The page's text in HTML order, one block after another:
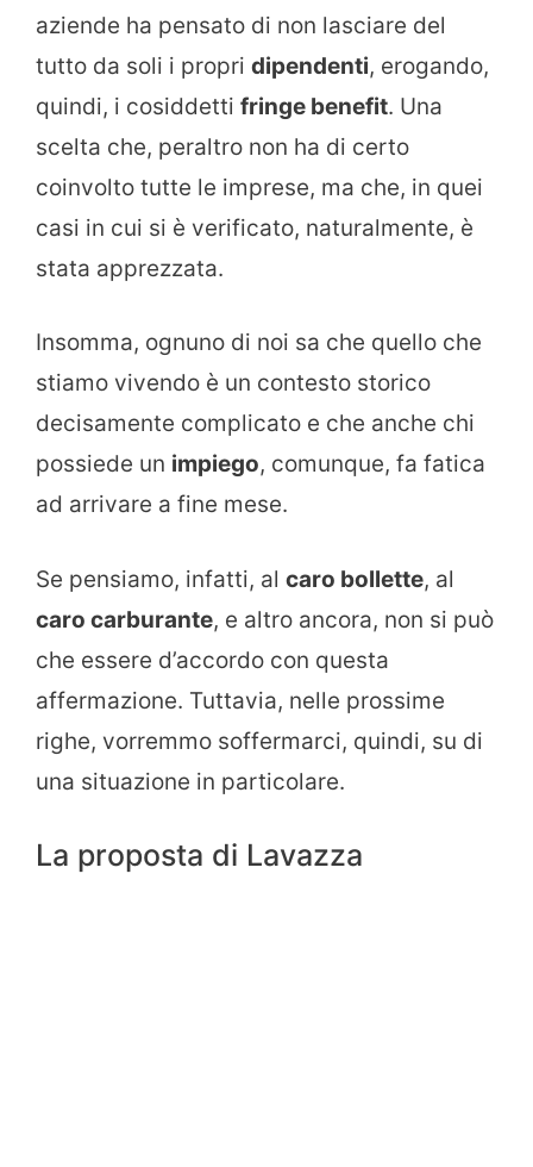
aziende ha pensato di non lasciare del
tutto da soli i propri dipendenti, erogando,
quindi, i cosiddetti fringe benefit. Una
scelta che, peraltro non ha di certo
coinvolto tutte le imprese, ma che, in quei
casi in cui si è verificato, naturalmente, è
stata apprezzata.
Insomma, ognuno di noi sa che quello che
stiamo vivendo è un contesto storico
decisamente complicato e che anche chi
possiede un impiego, comunque, fa fatica
ad arrivare a fine mese.
Se pensiamo, infatti, al caro bollette, al
caro carburante, e altro ancora, non si può
che essere d’accordo con questa
affermazione. Tuttavia, nelle prossime
righe, vorremmo soffermarci, quindi, su di
una situazione in particolare.
La proposta di Lavazza